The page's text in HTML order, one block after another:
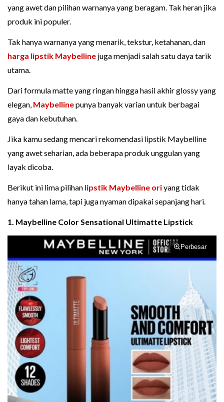
yang awet dan pilihan warnanya yang beragam. Tak heran jika
produk ini populer.
Tak hanya warnanya yang menarik, tekstur, ketahanan, dan
harga lipstik Maybelline juga menjadi salah satu daya tarik
utama.
Dari formula matte yang ringan hingga hasil akhir glossy yang
elegan, Maybellinepunya banyak varian untuk berbagai
gaya dan kebutuhan.
Jika kamu sedang mencari rekomendasi lipstik Maybelline
yang awet seharian, ada beberapa produk unggulan yang
layak dicoba.
Berikut ini lima pilihan lipstik Maybelline oriyang tidak
hanya tahan lama, tapi juga nyaman dipakai sepanjang hari.
1. Maybelline Color Sensational Ultimatte Lipstick
Perbesar